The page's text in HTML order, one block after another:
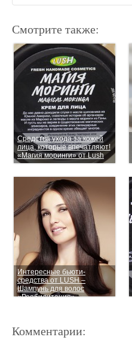
Смотрите также:
Средства ухода за кожей
лица, которые впечатляют!
«Магия моринги» от Lush
Интересные бьюти-
средства от LUSH –
Шампунь для волос
«Реабилитация»
Комментарии: